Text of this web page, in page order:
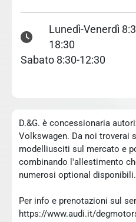
Lunedì-Venerdì
18:30
Sabato 8:30-12:30
D.&G. è concessionaria
Volkswagen. Da noi troverai
modelliusciti sul mercato e
combinando l'allestimento
numerosi optional disponibili.
Per info e prenotazioni sul
https://www.audi.it/